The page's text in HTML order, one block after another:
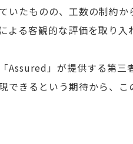
いたものの、工数の制約
よる客観的な評価を取り入
Assured」が提供する第
できるという期待から、こ